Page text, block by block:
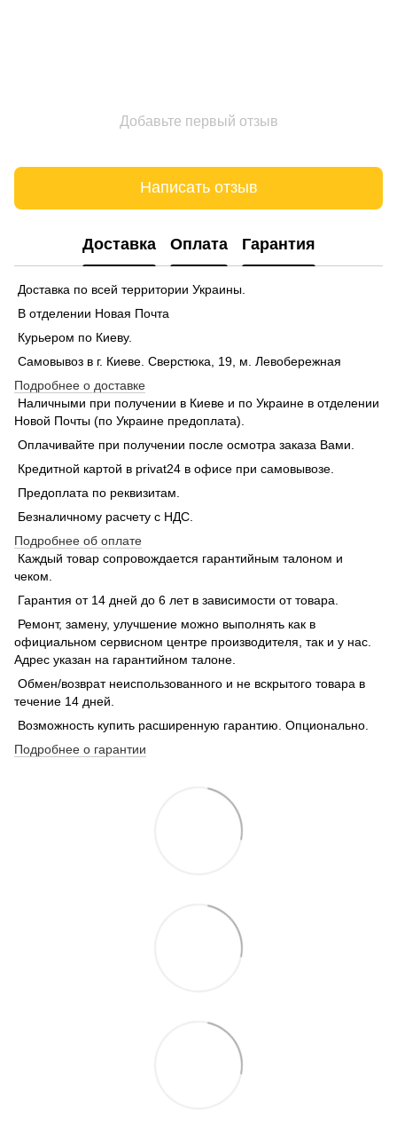
Добавьте первый отзыв
Написать отзыв
Доставка Оплата Гарантия
Доставка по всей территории Украины.
В отделении Новая Почта
Курьером по Киеву.
Самовывоз в г. Киеве. Сверстюка, 19, м. Левобережная
Подробнее о доставке
Наличными при получении в Киеве и по Украине в отделении
Новой Почты (по Украине предоплата).
Оплачивайте при получении после осмотра заказа Вами.
Кредитной картой в privat24 в офисе при самовывозе.
Предоплата по реквизитам.
Безналичному расчету с НДС.
Подробнее об оплате
Каждый товар сопровождается гарантийным талоном и
чеком.
Гарантия от 14 дней до 6 лет в зависимости от товара.
Ремонт, замену, улучшение можно выполнять как в
официальном сервисном центре производителя, так и у нас.
Адрес указан на гарантийном талоне.
Обмен/возврат неиспользованного и не вскрытого товара в
течение 14 дней.
Возможность купить расширенную гарантию. Опционально.
Подробнее о гарантии